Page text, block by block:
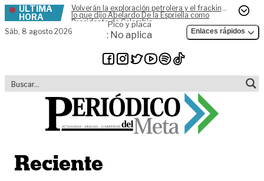
Skip to content
ÚLTIMA
HORA
Volverán la exploración petrolera y el fracking,
lo que dijo Abelardo De la Espriella como
Presidente de Colombia
Sáb, 8 agosto 2026
Pico y placa
: No aplica Enlaces rápidos
Reciente